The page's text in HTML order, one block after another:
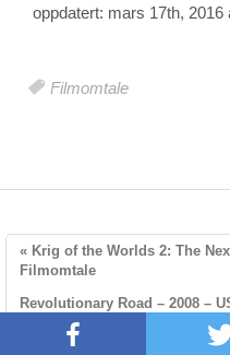
oppdatert: mars 17th, 2016
Filmomtale
« Krig of the Worlds 2: The
Filmomtale
Revolutionary Road – 2008 –